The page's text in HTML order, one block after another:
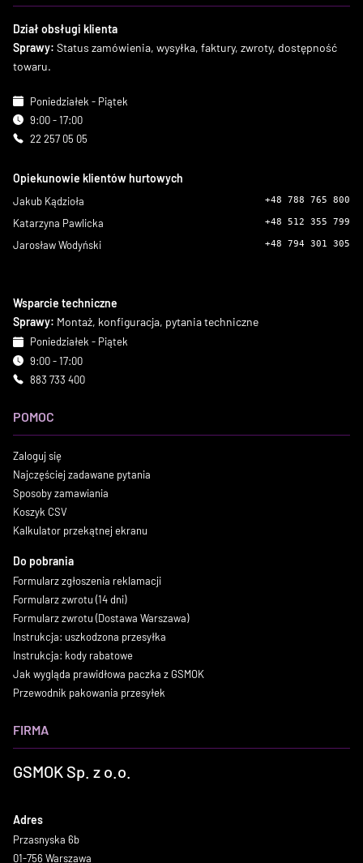
Dział obsługi klienta
Sprawy: Status zamówienia, wysyłka, faktury, zwroty, dostępność
towaru.
Poniedziałek - Piątek
9:00 - 17:00
22 257 05 05
Opiekunowie klientów hurtowych
Jakub Kądzioła +48 788 765 800
Katarzyna Pawlicka +48 512 355 799
Jarosław Wodyński +48 794 301 305
Wsparcie techniczne
Sprawy: Montaż, konfiguracja, pytania techniczne
Poniedziałek - Piątek
9:00 - 17:00
883 733 400
POMOC
Zaloguj się
Najczęściej zadawane pytania
Sposoby zamawiania
Koszyk CSV
Kalkulator przekątnej ekranu
Do pobrania
Formularz zgłoszenia reklamacji
Formularz zwrotu (14 dni)
Formularz zwrotu (Dostawa Warszawa)
Instrukcja: uszkodzona przesyłka
Instrukcja: kody rabatowe
Jak wygląda prawidłowa paczka z GSMOK
Przewodnik pakowania przesyłek
FIRMA
GSMOK Sp. z o.o.
Adres
Przasnyska 6b
01-756 Warszawa